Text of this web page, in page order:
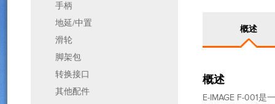
手柄
地延/中置
滑轮
脚架包
转换接口
其他配件
概述
概述
E-IMAGE F-001是